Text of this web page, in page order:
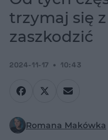
trzymaj się
zaszkodzić
2024-11-17 10:43
Romana Makówka